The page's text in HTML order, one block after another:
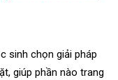
sinh chọn giải pháp
giúp phần nào trang